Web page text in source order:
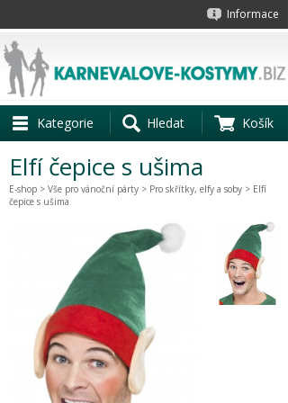
Informace
Kategorie Hledat Košík
Elfí čepice s ušima
E-shop > Vše pro vánoční párty > Pro skřítky, elfy a soby > Elfí
čepice s ušima